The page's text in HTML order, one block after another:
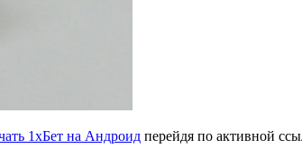
1хБет на Андроид перейдя по активной